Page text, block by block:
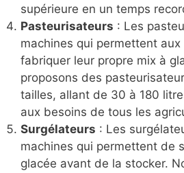
supérieure en un temps
Pasteurisateurs : Les
machines qui permettent
fabriquer leur propre mix à
proposons des
tailles, allant de 30 à 180
aux besoins de tous les
Surgélateurs : Les
machines qui permettent de
glacée avant de la stocker.